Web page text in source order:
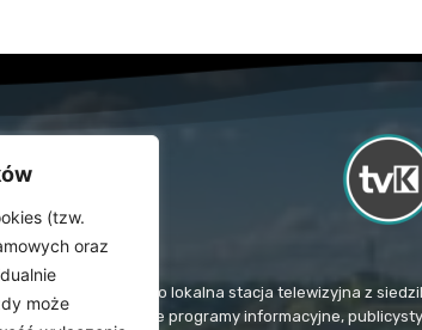
(tzw.
oraz
może
Kłodzka (TvK) to lokalna stacja telewizyjna z
Stacja emituje programy informacyjne,